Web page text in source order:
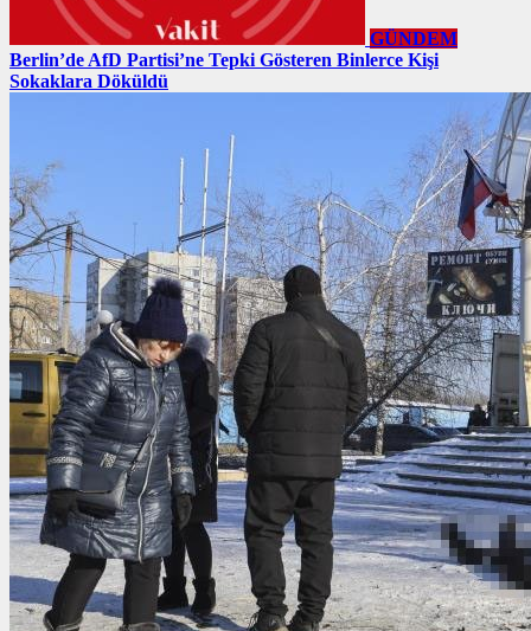
GÜNDEM
Berlin’de AfD Partisi’ne Tepki Gösteren Binlerce Kişi
Sokaklara Döküldü